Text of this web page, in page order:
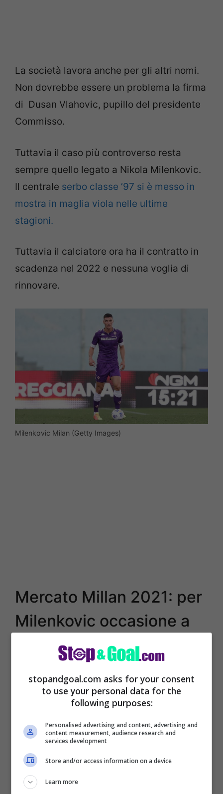
La società lavora anche per gli altri nomi.
Non dovrebbe essere un problema la firma
di Dusan Vlahovic, pupillo del presidente
Commisso.
Tuttavia il caso più controverso resta
sempre quello legato a Nikola Milenkovic.
Il centrale serbo classe ’97 si è messo in
mostra in maglia viola nelle ultime
stagioni.
Tuttavia il calciatore ora ha il contratto in
scadenza nel 2022 e nessuna voglia di
rinnovare.
Milenkovic Milan (Getty Images)
Mercato Millan 2021: per
Milenkovic occasione a
gennaio?
Prima di cedere il calciatore, la Fiorentina
vorrebbe provare a fare un ultimo tentativo
per convincere Milenkovic ad allungare il
proprio contratto.
Tuttavia la società sembrerebbe oramai
destinata e rassegnata a salutare Nikola
Milenkovic.
stopandgoal.com asks for your consent
to use your personal data for the
following purposes:
Personalised advertising and content, advertising and
content measurement, audience research and
services development
Store and/or access information on a device
Learn more